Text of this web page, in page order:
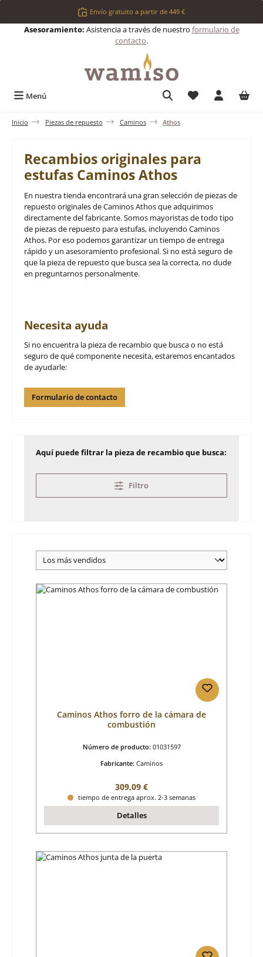
Saltar al contenido principalEnvío gratuito a partir de 449 €
Asesoramiento: Asistencia a través de nuestro formulario de
contacto.
Menú Tienes 0
Inicio Piezas de repuesto Caminos Athos
Recambios originales para
estufas Caminos Athos
En nuestra tienda encontrará una gran selección de piezas de
repuesto originales de Caminos Athos que adquirimos
directamente del fabricante. Somos mayoristas de todo tipo
de piezas de repuesto para estufas, incluyendo Caminos
Athos. Por eso podemos garantizar un tiempo de entrega
rápido y un asesoramiento profesional. Si no está seguro de
que la pieza de repuesto que busca sea la correcta, no dude
en preguntarnos personalmente.
Necesita ayuda
Si no encuentra la pieza de recambio que busca o no está
seguro de qué componente necesita, estaremos encantados
de ayudarle:
Formulario de contacto
Aquí puede filtrar la pieza de recambio que busca:
Filtro
Caminos Athos forro de la cámara de
combustión
Número de producto: 01031597
Fabricante: Caminos
Precio normal:
309,09 €
tiempo de entrega aprox. 2-3 semanas
Detalles